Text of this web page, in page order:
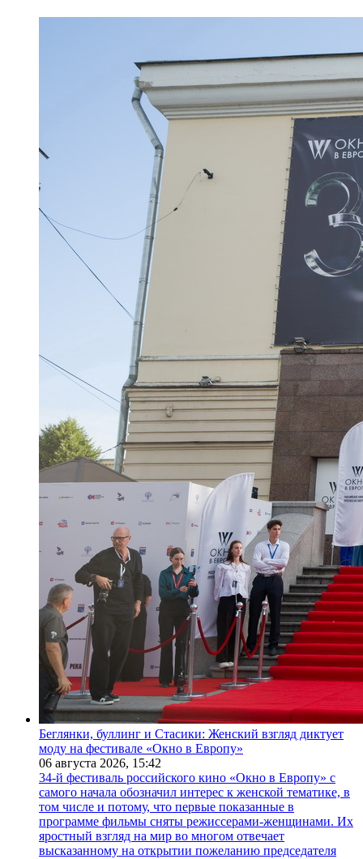
Беглянки, буллинг и Стасики: Женский взгляд диктует
моду на фестивале «Окно в Европу»
06 августа 2026, 15:42
34-й фестиваль российского кино «Окно в Европу» с
самого начала обозначил интерес к женской тематике, в
том числе и потому, что первые показанные в
программе фильмы сняты режиссерами-женщинами. Их
яростный взгляд на мир во многом отвечает
высказанному на открытии пожеланию председателя